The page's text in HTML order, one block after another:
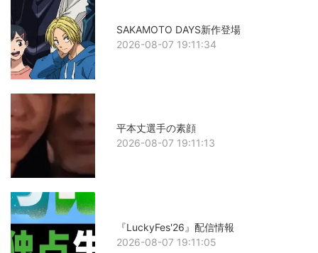
SAKAMOTO DAYS新作登場
2026-08-07 19:11:34
平本丈選手の素顔
2026-08-07 19:11:13
『LuckyFes'26』配信情報
2026-08-07 19:11:05